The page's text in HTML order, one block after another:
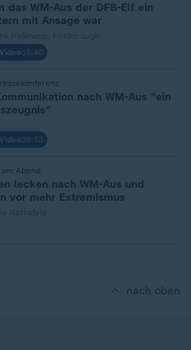
das WM-Aus der DFB-Elf ein
mit Ansage war
15:40
nach WM-Aus "ein
39:53
Abend
lecken nach WM-Aus und
vor mehr Extremismus
nach oben